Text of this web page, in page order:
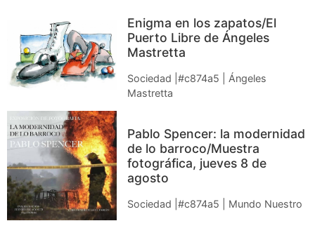
Enigma en los zapatos/El
Puerto Libre de Ángeles
Mastretta
Sociedad |#c874a5 | Ángeles
Mastretta
Pablo Spencer: la modernidad
de lo barroco/Muestra
fotográfica, jueves 8 de
agosto
Sociedad |#c874a5 | Mundo Nuestro